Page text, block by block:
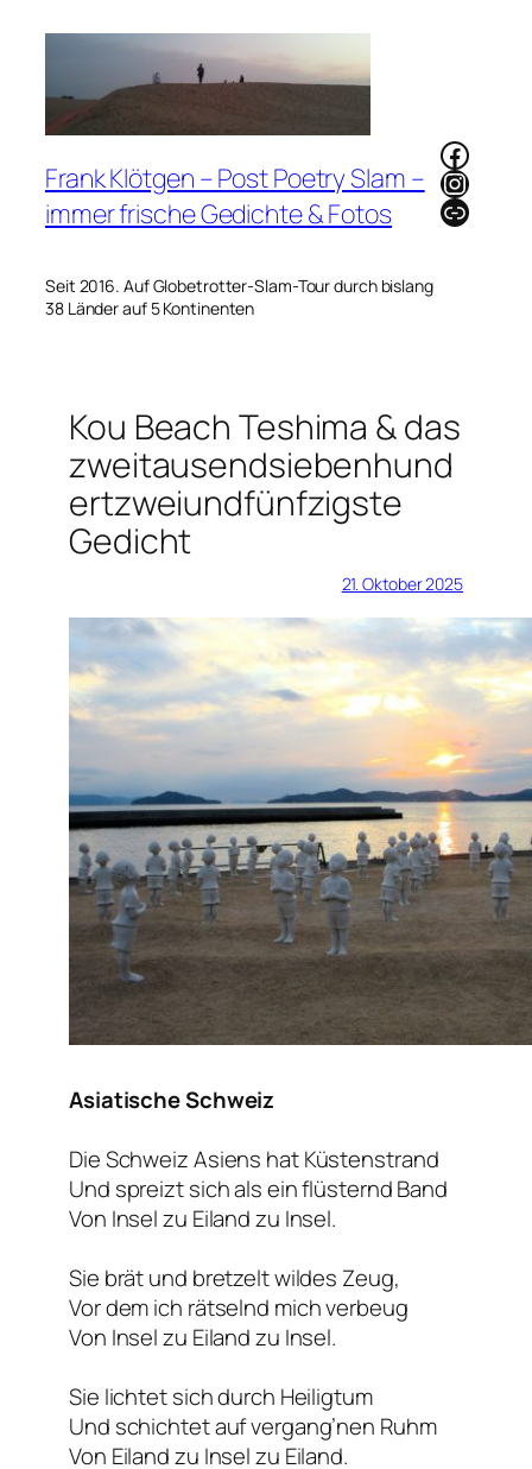
Frank Klötgen – Post Poetry Slam –
immer frische Gedichte & Fotos
Seit 2016. Auf Globetrotter-Slam-Tour durch bislang
38 Länder auf 5 Kontinenten
Link
Kou Beach Teshima & das
zweitausendsiebenhund
ertzweiundfünfzigste
Gedicht
21. Oktober 2025
Asiatische Schweiz
Die Schweiz Asiens hat Küstenstrand
Und spreizt sich als ein flüsternd Band
Von Insel zu Eiland zu Insel.
Sie brät und bretzelt wildes Zeug,
Vor dem ich rätselnd mich verbeug
Von Insel zu Eiland zu Insel.
Sie lichtet sich durch Heiligtum
Und schichtet auf vergang’nen Ruhm
Von Eiland zu Insel zu Eiland.